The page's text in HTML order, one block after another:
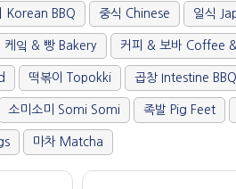
Korean BBQ 중식 Chinese 일식
케잌 & 빵 Bakery 커피 & 보바 Coffee
떡볶이 Topokki 곱창 Intestine BBQ
소미소미 Somi Somi 족발 Pig Feet
마차 Matcha